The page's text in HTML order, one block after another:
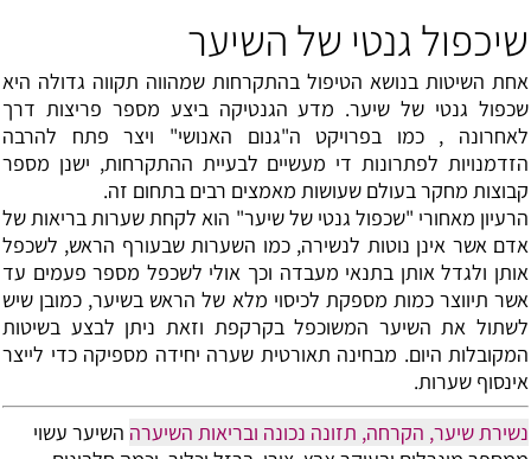
שיכפול גנטי של השיער
אחת השיטות בנושא הטיפול בהתקרחות שמהווה תקווה גדולה היא
שכפול גנטי של שיער. מדע הגנטיקה ביצע מספר פריצות דרך
לאחרונה , כמו בפרויקט ה"גנום האנושי" ויצר פתח להרבה
הזדמנויות לפתרונות די מעשיים לבעיית ההתקרחות, ישנן מספר
קבוצות מחקר בעולם שעושות מאמצים רבים בתחום זה.
הרעיון מאחורי "שכפול גנטי של שיער" הוא לקחת שערות בריאות של
אדם אשר אינן נוטות לנשירה, כמו השערות שבעורף הראש, לשכפל
אותן ולגדל אותן בתנאי מעבדה וכך אולי לשכפל מספר פעמים עד
אשר תיווצר כמות מספקת לכיסוי מלא של הראש בשיער, כמובן שיש
לשתול את השיער המשוכפל בקרקפת וזאת ניתן לבצע בשיטות
המקובלות היום. מבחינה תאורטית שערה יחידה מספיקה כדי לייצר
אינסוף שערות.
נשירת שיער, הקרחה, תזונה נכונה ובריאות השיערה השיער עשוי